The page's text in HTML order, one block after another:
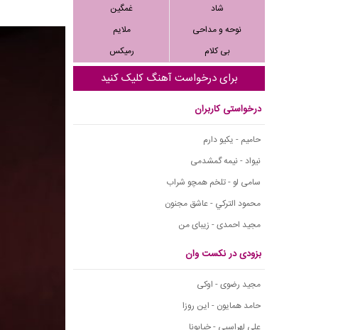
شاد
غمگین
نوحه و مداحی
ملایم
بی کلام
رمیکس
برای درخواست آهنگ کلیک کنید
درخواستی کاربران
حامیم - یکیو دارم
نیواد - نیمه گمشدمی
سامی لو - تلخم همچو شراب
محمود التركي - عاشق مجنون
مجید احمدی - زیبای من
بزودی در نکست وان
مجید رضوی - اوکی
حامد همایون - این روزا